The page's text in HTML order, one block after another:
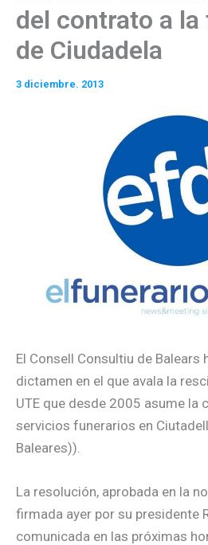
del contrato a la
de Ciudadela
3 diciembre. 2013
El Consell Consultiu de Balears
dictamen en el que avala la
UTE que desde 2005 asume la
servicios funerarios en
Baleares)).
La resolución, aprobada en la
firmada ayer por su presidente
comunicada en las próximas